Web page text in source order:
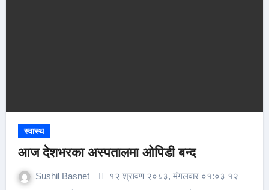
स्वास्थ
आज देशभरका अस्पतालमा ओपिडी बन्द
Sushil Basnet
१२ श्रावण २०८३, मंगलवार ०१:०३ १२